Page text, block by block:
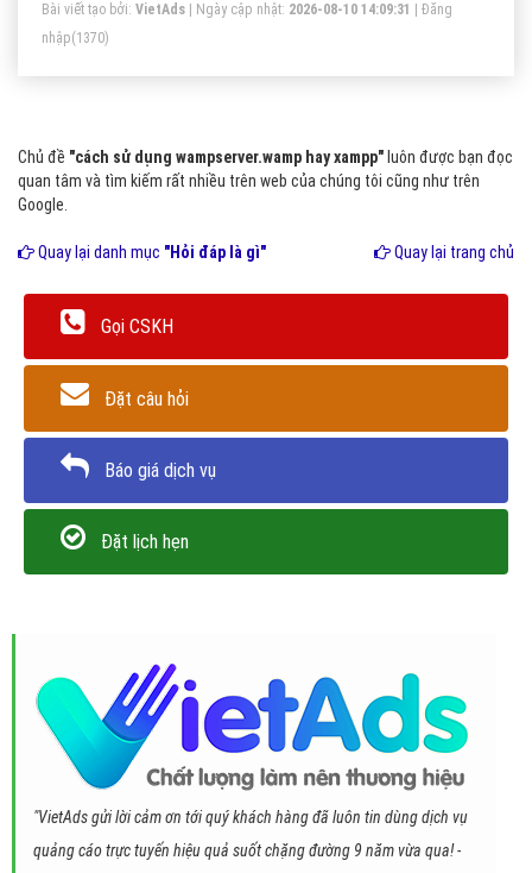
Bài viết tạo bởi: VietAds | Ngày cập nhật: 2026-08-10 14:09:31
Đăng
nhập(1370)
Chủ đề "cách sử dụng wampserver.wamp hay xampp" luôn được bạn đọc
quan tâm và tìm kiếm rất nhiều trên web của chúng tôi cũng như trên
Google.
Quay lại danh mục "Hỏi đáp là gì" Quay lại trang chủ
Gọi CSKH
Đặt câu hỏi
Báo giá dịch vụ
Đặt lịch hẹn
"VietAds gửi lời cảm ơn tới quý khách hàng đã luôn tin dùng dịch vụ
quảng cáo trực tuyến hiệu quả suốt chặng đường 9 năm vừa qua! -